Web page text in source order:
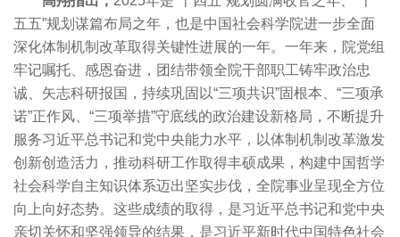
五五”规划谋篇布局之年，也是中国社会科学院进一步全面
深化体制机制改革取得关键性进展的一年。一年来，院党组
牢记嘱托、感恩奋进，团结带领全院干部职工铸牢政治忠
诚、矢志科研报国，持续巩固以“三项共识”固根本、“三项承
诺”正作风、“三项举措”守底线的政治建设新格局，不断提升
服务习近平总书记和党中央能力水平，以体制机制改革激发
创新创造活力，推动科研工作取得丰硕成果，构建中国哲学
社会科学自主知识体系迈出坚实步伐，全院事业呈现全方位
向上向好态势。这些成绩的取得，是习近平总书记和党中央
亲切关怀和坚强领导的结果，是习近平新时代中国特色社会